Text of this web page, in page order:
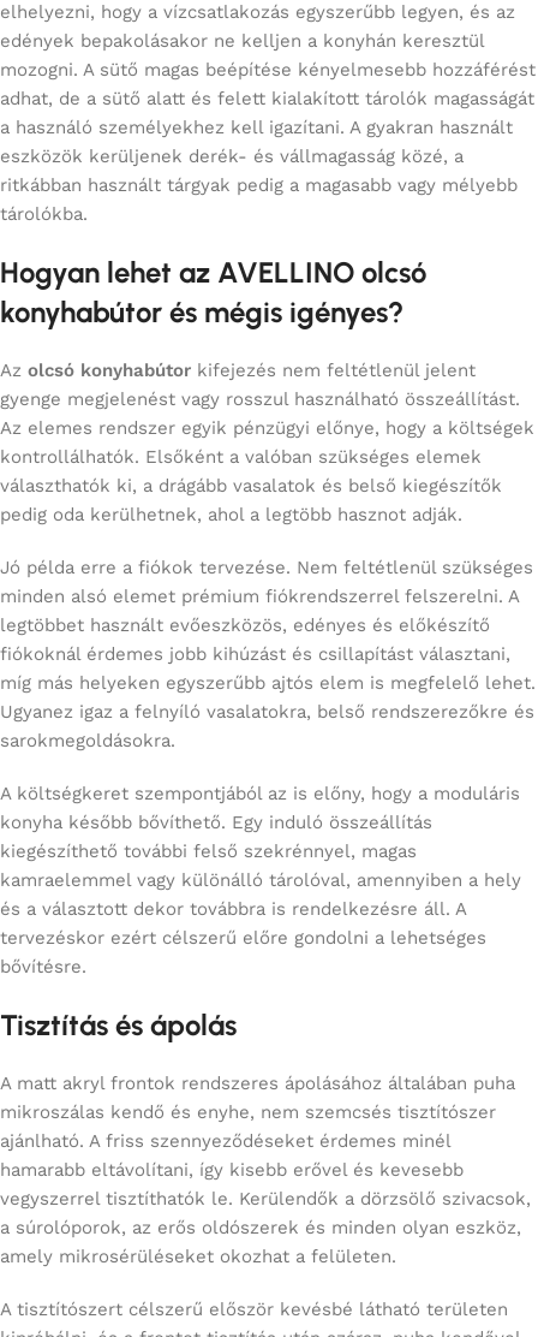
elhelyezni, hogy a vízcsatlakozás egyszerűbb legyen, és az
edények bepakolásakor ne kelljen a konyhán keresztül
mozogni. A sütő magas beépítése kényelmesebb hozzáférést
adhat, de a sütő alatt és felett kialakított tárolók magasságát
a használó személyekhez kell igazítani. A gyakran használt
eszközök kerüljenek derék- és vállmagasság közé, a
ritkábban használt tárgyak pedig a magasabb vagy mélyebb
tárolókba.
Hogyan lehet az AVELLINO olcsó
konyhabútor és mégis igényes?
Az olcsó konyhabútor kifejezés nem feltétlenül jelent
gyenge megjelenést vagy rosszul használható összeállítást.
Az elemes rendszer egyik pénzügyi előnye, hogy a költségek
kontrollálhatók. Elsőként a valóban szükséges elemek
választhatók ki, a drágább vasalatok és belső kiegészítők
pedig oda kerülhetnek, ahol a legtöbb hasznot adják.
Jó példa erre a fiókok tervezése. Nem feltétlenül szükséges
minden alsó elemet prémium fiókrendszerrel felszerelni. A
legtöbbet használt evőeszközös, edényes és előkészítő
fiókoknál érdemes jobb kihúzást és csillapítást választani,
míg más helyeken egyszerűbb ajtós elem is megfelelő lehet.
Ugyanez igaz a felnyíló vasalatokra, belső rendszerezőkre és
sarokmegoldásokra.
A költségkeret szempontjából az is előny, hogy a moduláris
konyha később bővíthető. Egy induló összeállítás
kiegészíthető további felső szekrénnyel, magas
kamraelemmel vagy különálló tárolóval, amennyiben a hely
és a választott dekor továbbra is rendelkezésre áll. A
tervezéskor ezért célszerű előre gondolni a lehetséges
bővítésre.
Tisztítás és ápolás
A matt akryl frontok rendszeres ápolásához általában puha
mikroszálas kendő és enyhe, nem szemcsés tisztítószer
ajánlható. A friss szennyeződéseket érdemes minél
hamarabb eltávolítani, így kisebb erővel és kevesebb
vegyszerrel tisztíthatók le. Kerülendők a dörzsölő szivacsok,
a súrolóporok, az erős oldószerek és minden olyan eszköz,
amely mikrosérüléseket okozhat a felületen.
A tisztítószert célszerű először kevésbé látható területen